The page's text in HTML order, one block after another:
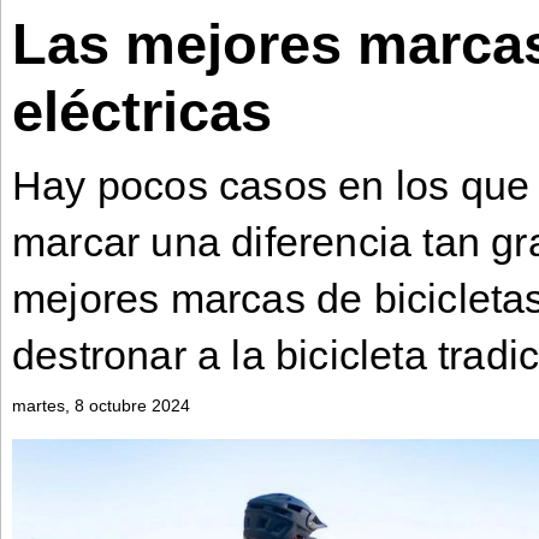
Bontena
on
Social
Bontena
onLas mejores
eléctricas
Hay pocos casos en los
marcar una diferencia tan
mejores marcas de
destronar a la bicicleta
martes, 8 octubre 2024